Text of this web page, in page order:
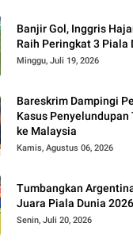
Banjir Gol, Inggris
Raih Peringkat 3 Piala
Minggu, Juli 19, 2026
Bareskrim Dampingi
Kasus
ke Malaysia
Kamis, Agustus 06, 2026
Tumbangkan
Juara Piala Dunia 2026
Senin, Juli 20, 2026